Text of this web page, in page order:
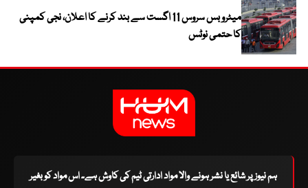
میٹرو بس سروس 11 اگست سے بند کرنے کا اعلان، نجی کمپنی
کا حتمی نوٹس
ہم نیوز پر شائع یا نشر ہونے والا مواد ادارتی ٹیم کی کاوش ہے۔ اس مواد کو بغیر